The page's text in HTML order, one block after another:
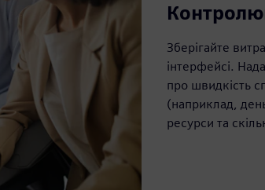
Зберігайте
інтерфейсі.
про швидкість
(наприклад,
ресурси та